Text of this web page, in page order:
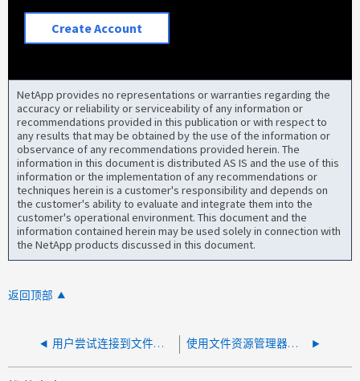
Create Account
NetApp provides no representations or warranties regarding the
accuracy or reliability or serviceability of any information or
recommendations provided in this publication or with respect to
any results that may be obtained by the use of the information or
observance of any recommendations provided herein. The
information in this document is distributed AS IS and the use of this
information or the implementation of any recommendations or
techniques herein is a customer's responsibility and depends on
the customer's ability to evaluate and integrate them into the
customer's operational environment. This document and the
information contained herein may be used solely in connection with
the NetApp products discussed in this document.
返回顶部
用户尝试连接到文件系统时显示陈旧的文件句柄 使用文件资源管理器将文件复制到回写模式的 FlexCache 时在末尾出现停顿